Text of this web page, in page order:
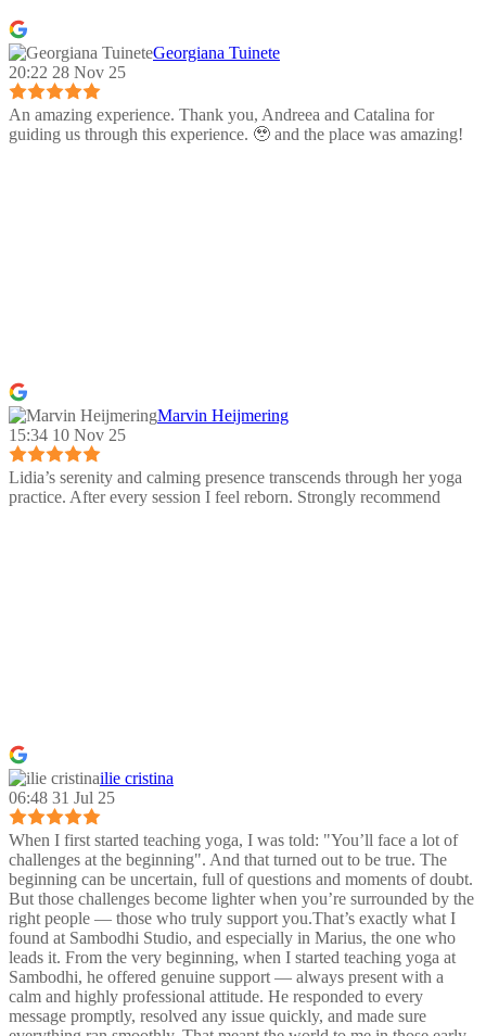
Georgiana Tuinete
20:22 28 Nov 25
An amazing experience. Thank you, Andreea and Catalina for
guiding us through this experience. 🥹 and the place was amazing!
Marvin Heijmering
15:34 10 Nov 25
Lidia’s serenity and calming presence transcends through her yoga
practice. After every session I feel reborn. Strongly recommend
ilie cristina
06:48 31 Jul 25
When I first started teaching yoga, I was told: "You’ll face a lot of
challenges at the beginning". And that turned out to be true. The
beginning can be uncertain, full of questions and moments of doubt.
But those challenges become lighter when you’re surrounded by the
right people — those who truly support you.That’s exactly what I
found at Sambodhi Studio, and especially in Marius, the one who
leads it. From the very beginning, when I started teaching yoga at
Sambodhi, he offered genuine support — always present with a
calm and highly professional attitude. He responded to every
message promptly, resolved any issue quickly, and made sure